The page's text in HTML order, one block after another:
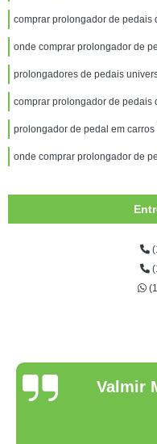
comprar prolongador de pedais
onde comprar prolongador de
prolongadores de pedais
comprar prolongador de pedais
prolongador de pedal em carros
onde comprar prolongador de
Valmir